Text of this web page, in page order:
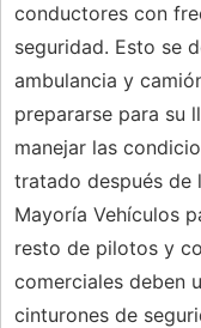
conductores con
seguridad. Esto se
ambulancia y
prepararse para su
manejar las
tratado después de
Mayoría Vehículos
resto de pilotos y
comerciales deben
cinturones de